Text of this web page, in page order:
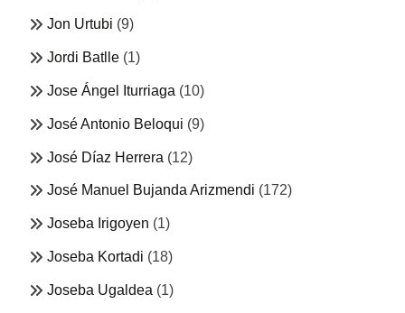
Jon Urtubi (9)
Jordi Batlle (1)
Jose Ángel Iturriaga (10)
José Antonio Beloqui (9)
José Díaz Herrera (12)
José Manuel Bujanda Arizmendi (172)
Joseba Irigoyen (1)
Joseba Kortadi (18)
Joseba Ugaldea (1)